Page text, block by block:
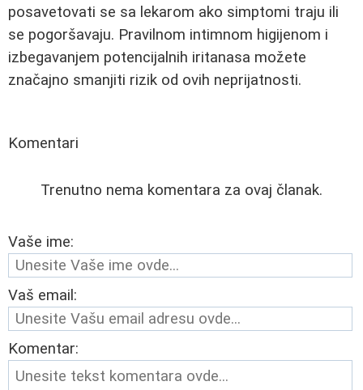
posavetovati se sa lekarom ako simptomi traju ili
se pogoršavaju. Pravilnom intimnom higijenom i
izbegavanjem potencijalnih iritanasa možete
značajno smanjiti rizik od ovih neprijatnosti.
Komentari
Trenutno nema komentara za ovaj članak.
Vaše ime:
Vaš email:
Komentar: